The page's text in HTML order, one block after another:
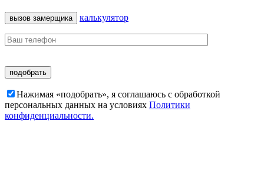
вызов замерщика калькулятор
Нажимая «подобрать», я соглашаюсь c обработкой
персональных данных на условиях Политики
конфиденциальности.